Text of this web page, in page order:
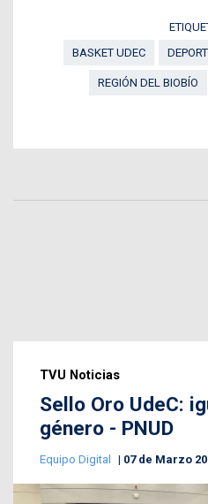
BASKET UDEC
REGIÓN DEL BIOBÍO
TVU Noticias
Sello Oro UdeC:
género - PNUD
Equipo Digital 07 de Marzo